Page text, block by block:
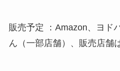
販売予定 ：Amazon、ヨド
ん（一部店舗）、販売店舗